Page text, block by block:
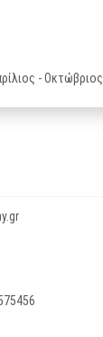
- Οκτώβριος